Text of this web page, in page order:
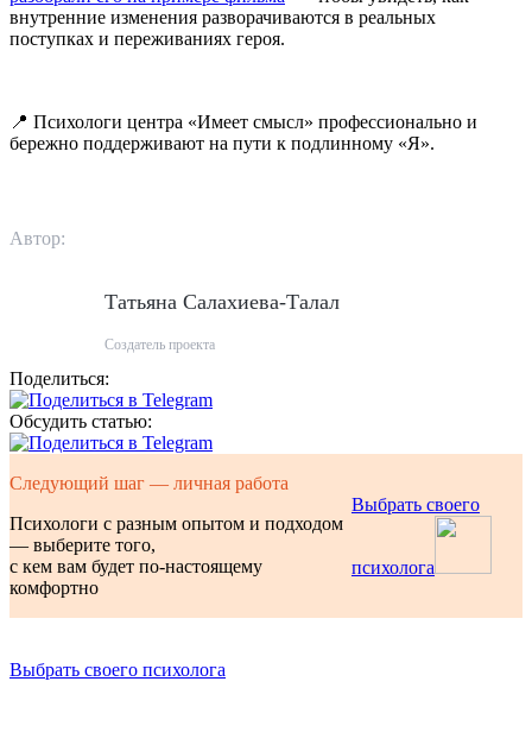
внутренние изменения разворачиваются в реальных
поступках и переживаниях героя.
📍 Психологи центра «Имеет смысл» профессионально и
бережно поддерживают на пути к подлинному «Я».
Автор:
Татьяна Салахиева-Талал
Создатель проекта
Поделиться:
Обсудить статью:
Следующий шаг — личная работа
Психологи с разным опытом и подходом
— выберите того,
с кем вам будет по-настоящему
комфортно
Выбрать своего
психолога
Выбрать своего психолога